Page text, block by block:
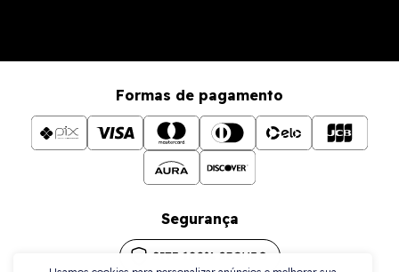
Formas de pagamento
Segurança